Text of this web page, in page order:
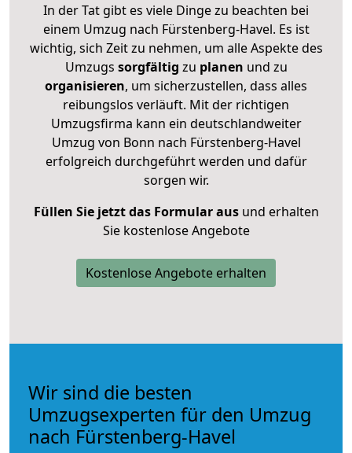
In der Tat gibt es viele Dinge zu beachten bei
einem Umzug nach Fürstenberg-Havel. Es ist
wichtig, sich Zeit zu nehmen, um alle Aspekte des
Umzugs sorgfältig zu planen und zu
organisieren, um sicherzustellen, dass alles
reibungslos verläuft. Mit der richtigen
Umzugsfirma kann ein deutschlandweiter
Umzug von Bonn nach Fürstenberg-Havel
erfolgreich durchgeführt werden und dafür
sorgen wir.
Füllen Sie jetzt das Formular ausund erhalten
Sie kostenlose Angebote
Kostenlose Angebote erhalten
Wir sind die besten
Umzugsexperten für den Umzug
nach Fürstenberg-Havel